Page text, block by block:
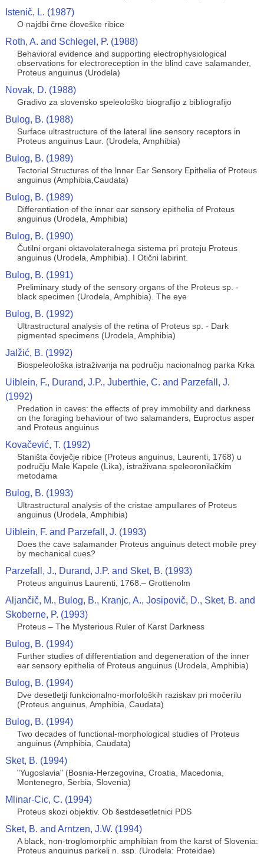
Istenič, L. (1987)
O najdbi črne človeške ribice
Roth, A. and Schlegel, P. (1988)
Behavioral evidence and supporting electrophysiological
observations for electroreception in the blind cave salamander,
Proteus anguinus (Urodela)
Novak, D. (1988)
Gradivo za slovensko speleološko biografijo z bibliografijo
Bulog, B. (1988)
Surface ultrastructure of the lateral line sensory receptors in
Proteus anguinus Laur. (Urodela, Amphibia)
Bulog, B. (1989)
Tectorial Structures of the lnner Ear Sensory Epithelia of Proteus
anguinus (Amphibia,Caudata)
Bulog, B. (1989)
Differentiation of the inner ear sensory epithelia of Proteus
anguinus (Urodela, Amphibia)
Bulog, B. (1990)
Čutilni organi oktavolateralnega sistema pri proteju Proteus
anguinus (Urodela, Amphibia). I Otični labirint.
Bulog, B. (1991)
Preliminary study of the sensory organs of the Proteus sp. -
black specimen (Urodela, Amphibia). The eye
Bulog, B. (1992)
Ultrastructural analysis of the retina of Proteus sp. - Dark
pigmented specimens (Urodela, Amphibia)
Jalžić, B. (1992)
Biospeleološka istraživanja na području nacionalnog parka Krka
Uiblein, F., Durand, J.P., Juberthie, C. and Parzefall, J.
(1992)
Predation in caves: the effects of prey immobility and darkness
on the foraging behaviour of two salamanders, Euproctus asper
and Proteus anguinus
Kovačević, T. (1992)
Staništa čovječje ribice (Proteus anguinus, Laurenti, 1768) u
području Male Kapele (Lika), istraživana speleoronilačkim
metodama
Bulog, B. (1993)
Ultrastructural analysis of the cristae ampullares of Proteus
anguinus (Urodela, Amphibia)
Uiblein, F. and Parzefall, J. (1993)
Does the cave salamander Proteus anguinus detect mobile prey
by mechanical cues?
Parzefall, J., Durand, J.P. and Sket, B. (1993)
Proteus anguinus Laurenti, 1768.– Grottenolm
Aljančič, M., Bulog, B., Kranjc, A., Josipovič, D., Sket, B. and
Skoberne, P. (1993)
Proteus – The Mysterious Ruler of Karst Darkness
Bulog, B. (1994)
Further studies of differentiation and degeneration of the inner
ear sensory epithelia of Proteus anguinus (Urodela, Amphibia)
Bulog, B. (1994)
Dve desetletji funkcionalno-morfoloških raziskav pri močerilu
(Proteus anguinus, Amphibia, Caudata)
Bulog, B. (1994)
Two decades of functional-morphological studies of Proteus
anguinus (Amphibia, Caudata)
Sket, B. (1994)
"Yugoslavia" (Bosnia-Herzegovina, Croatia, Macedonia,
Montenegro, Serbia, Slovenia)
Mlinar-Cic, C. (1994)
Proteus skozi objektiv. Ob šestdesetletnici PDS
Sket, B. and Arntzen, J.W. (1994)
A black, non-troglomorphic amphibian from the karst of Slovenia:
Proteus anguinus parkelj n. ssp. (Urodela: Proteidae)